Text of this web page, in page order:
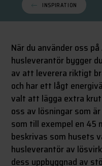
INSPIRATION
När du använder oss
husleverantör bygger
av att leverera riktigt
och har ett lågt
valt att lägga extra
oss av lösningar som
som till exempel en 45
beskrivas som husets
husleverantör av
dess uppbyggnad av